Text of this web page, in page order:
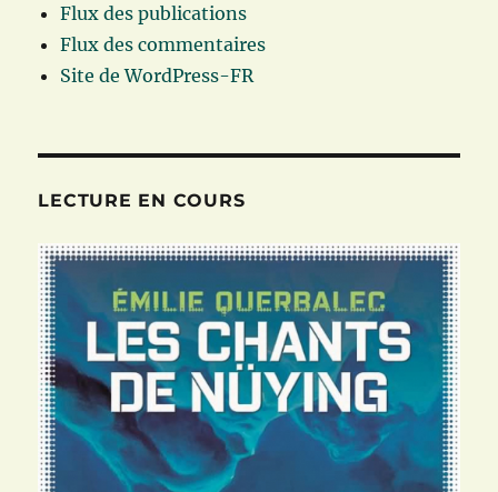
Flux des publications
Flux des commentaires
Site de WordPress-FR
LECTURE EN COURS